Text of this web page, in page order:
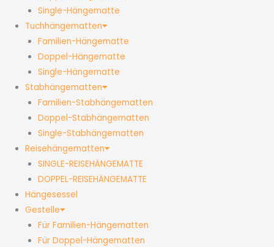
Single-Hängematte
Tuchhängematten
Familien-Hängematte
Doppel-Hängematte
Single-Hängematte
Stabhängematten
Familien-Stabhängematten
Doppel-Stabhängematten
Single-Stabhängematten
Reisehängematten
SINGLE-REISEHÄNGEMATTE
DOPPEL-REISEHÄNGEMATTE
Hängesessel
Gestelle
Für Familien-Hängematten
Für Doppel-Hängematten